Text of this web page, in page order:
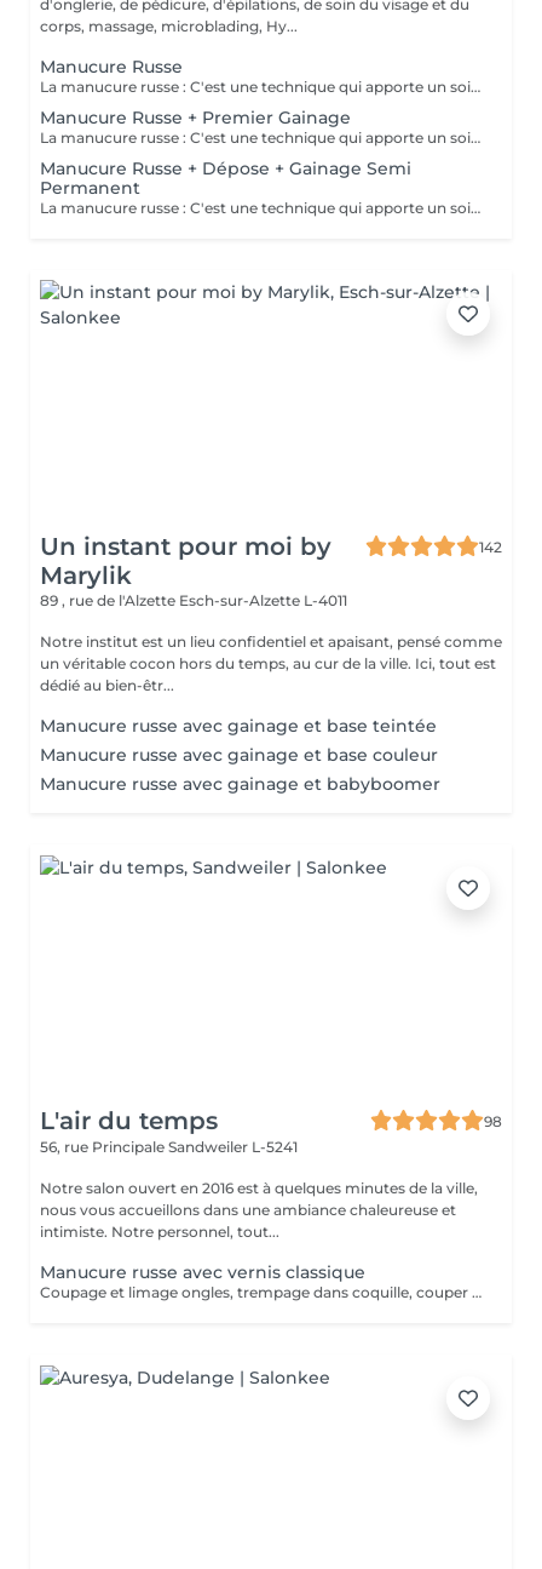
d'onglerie, de pédicure, d'épilations, de soin du visage et du
corps, massage, microblading, Hy...
Manucure Russe
La manucure russe : C'est une technique qui apporte un soin complet de l'ongle naturel et des cuticules. Grâce à la manucure russe l'ongle est entièrement nettoyé des peaux et cuticules collés, ce qui apporte un rendu net et durable.
Manucure Russe + Premier Gainage
La manucure russe : C'est une technique qui apporte un soin complet de l'ongle naturel et des cuticules. Grâce à la manucure russe le semi permanent est posé sous la cuticule ce qui permet une repousse invisible de 7 à 12 jours. Cette prestation comprend la manucure russe complète ainsi que la pose renforcée au semi permanent (aucune dépose ne sera faite)
Manucure Russe + Dépose + Gainage Semi
Permanent
La manucure russe : C'est une technique qui apporte un soin complet de l'ongle naturel et des cuticules. Grâce à la manucure russe le semi permanent est posé sous la cuticule ce qui permet une repousse invisible de 7 à 12 jours. Cette prestation comprend la dépose de votre ancienne couleur, la manucure russe complète ainsi que la pose d'un semi permanent renforcé
Un instant pour moi by
Marylik
142
89 , rue de l'Alzette Esch-sur-Alzette L-4011
Notre institut est un lieu confidentiel et apaisant, pensé comme
un véritable cocon hors du temps, au cur de la ville. Ici, tout est
dédié au bien-êtr...
Manucure russe avec gainage et base teintée
Manucure russe avec gainage et base couleur
Manucure russe avec gainage et babyboomer
L'air du temps
98
56, rue Principale Sandweiler L-5241
Notre salon ouvert en 2016 est à quelques minutes de la ville,
nous vous accueillons dans une ambiance chaleureuse et
intimiste. Notre personnel, tout...
Manucure russe avec vernis classique
Coupage et limage ongles, trempage dans coquille, couper cuticule avec pince à envie, bloc ponce, sérum, crème. Prévoir plus de temps au salon jusqu'à séchage complet du vernis. La manucure russe vous offrira un rendu absolument parfait. Votre cuticule sera repoussée de manière maximale. La manucure russe convient à tous types d'ongles, même les plus abîmés, car elle va permettre de préparer et renforcer l'ongle et également de l'allonger en repoussant plus haut les cuticules.